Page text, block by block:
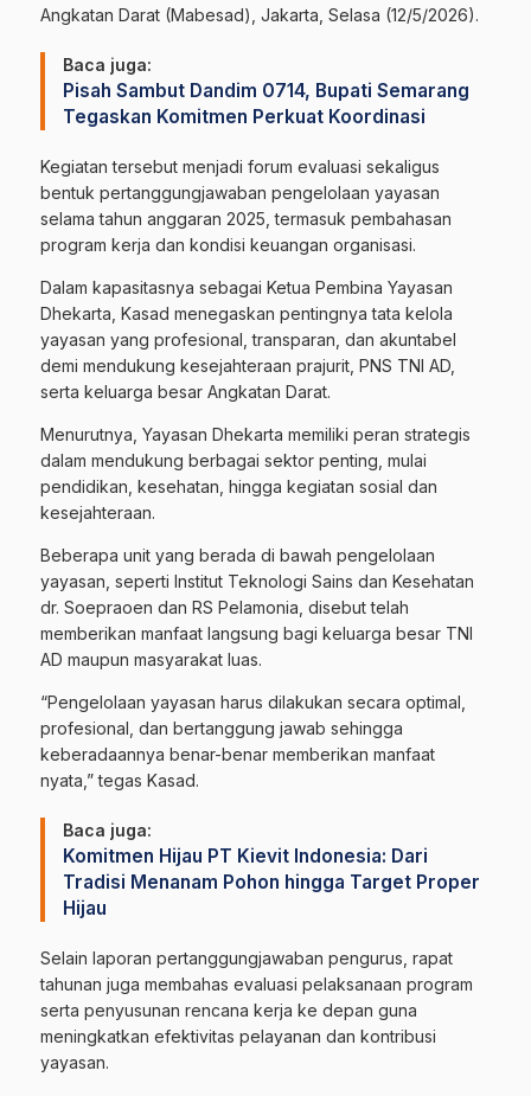
Angkatan Darat (Mabesad), Jakarta, Selasa (12/5/2026).
Baca juga:
Pisah Sambut Dandim 0714, Bupati Semarang
Tegaskan Komitmen Perkuat Koordinasi
Kegiatan tersebut menjadi forum evaluasi sekaligus
bentuk pertanggungjawaban pengelolaan yayasan
selama tahun anggaran 2025, termasuk pembahasan
program kerja dan kondisi keuangan organisasi.
Dalam kapasitasnya sebagai Ketua Pembina Yayasan
Dhekarta, Kasad menegaskan pentingnya tata kelola
yayasan yang profesional, transparan, dan akuntabel
demi mendukung kesejahteraan prajurit, PNS TNI AD,
serta keluarga besar Angkatan Darat.
Menurutnya, Yayasan Dhekarta memiliki peran strategis
dalam mendukung berbagai sektor penting, mulai
pendidikan, kesehatan, hingga kegiatan sosial dan
kesejahteraan.
Beberapa unit yang berada di bawah pengelolaan
yayasan, seperti Institut Teknologi Sains dan Kesehatan
dr. Soepraoen dan RS Pelamonia, disebut telah
memberikan manfaat langsung bagi keluarga besar TNI
AD maupun masyarakat luas.
“Pengelolaan yayasan harus dilakukan secara optimal,
profesional, dan bertanggung jawab sehingga
keberadaannya benar-benar memberikan manfaat
nyata,” tegas Kasad.
Baca juga:
Komitmen Hijau PT Kievit Indonesia: Dari
Tradisi Menanam Pohon hingga Target Proper
Hijau
Selain laporan pertanggungjawaban pengurus, rapat
tahunan juga membahas evaluasi pelaksanaan program
serta penyusunan rencana kerja ke depan guna
meningkatkan efektivitas pelayanan dan kontribusi
yayasan.